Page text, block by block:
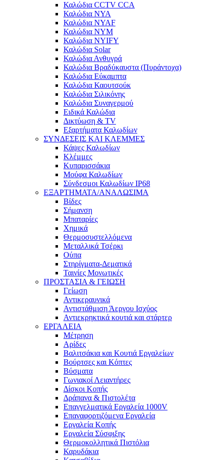
Καλώδια CCTV CCA
Καλώδια NYA
Καλώδια NYAF
Καλώδια NYM
Καλώδια NYIFY
Καλώδια Solar
Καλώδια Ανθυγρά
Καλώδια Βραδύκαυστα (Πυράντοχα)
Καλώδια Εύκαμπτα
Καλώδια Καουτσούκ
Καλώδια Σιλικόνης
Καλώδια Συναγερμού
Ειδικά Καλώδια
Δικτύωση & TV
Εξαρτήματα Καλωδίων
ΣΥΝΔΕΣΕΙΣ ΚΑΙ ΚΛΕΜΜΕΣ
Κάψες Καλωδίων
Κλέμμες
Κυπαρισσάκια
Μούφα Καλωδίων
Σύνδεσμοι Καλωδίων IP68
ΕΞΑΡΤΗΜΑΤΑ/ΑΝΑΛΩΣΙΜΑ
Βίδες
Σήμανση
Μπαταρίες
Χημικά
Θερμοσυστελλόμενα
Μεταλλικά Τσέρκι
Ούπα
Στηρίγματα-Δεματικά
Ταινίες Μονωτικές
ΠΡΟΣΤΑΣΙΑ & ΓΕΙΩΣΗ
Γείωση
Αντικεραυνικά
Αντιστάθμιση Άεργου Ισχύος
Αντιεκρηκτικά κουτιά και στάρτερ
ΕΡΓΑΛΕΙΑ
Μέτρηση
Αρίδες
Βαλιτσάκια και Κουτιά Εργαλείων
Βούρτσες και Κόπτες
Βύσματα
Γωνιακοί Λειαντήρες
Δίσκοι Κοπής
Δράπανα & Πιστολέτα
Επαγγελματικά Εργαλεία 1000V
Επαναφορτιζόμενα Εργαλεία
Εργαλεία Κοπής
Εργαλεία Σύσφιξης
Θερμοκολλητικά Πιστόλια
Καρυδάκια